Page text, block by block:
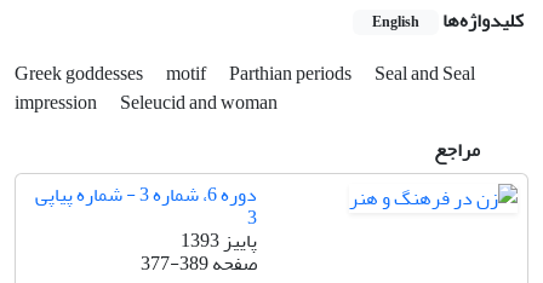
کلیدواژه‌ها English
Greek goddesses motif Parthian periods
Seal and Seal
impression
Seleucid and woman
مراجع
دوره 6، شماره 3 - شماره پیاپی
3
پاییز 1393
صفحه377-389